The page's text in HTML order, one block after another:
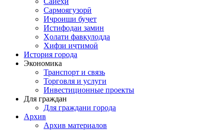
Сармоягузорӣ
Иҷроиши буҷет
Истифодаи замин
Ҳолати фавқулодда
Хифзи иҷтимоӣ
История города
Экономика
Транспорт и связь
Торговля и услуги
Инвестиционные проекты
Для граждан
Для граждани города
Архив
Архив материалов